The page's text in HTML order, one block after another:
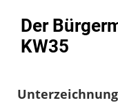
Der
KW35